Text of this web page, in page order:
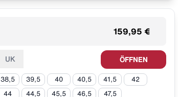
159,95 €
UK ÖFFNEN
38,5 39,5 40 40,5 41,5 42
44 44,5 45,5 46,5 47,5